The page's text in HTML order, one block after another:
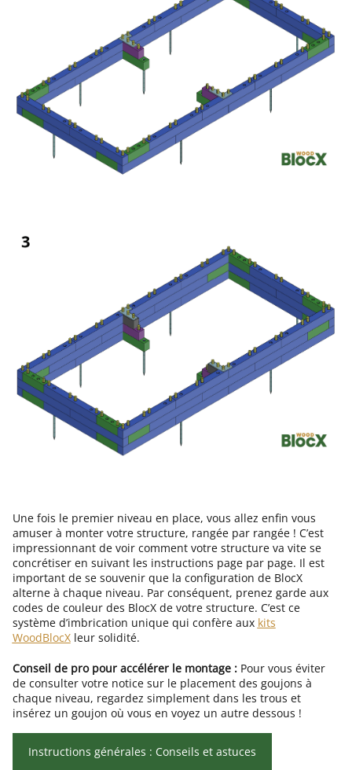
Une fois le premier niveau en place, vous allez enfin vous
amuser à monter votre structure, rangée par rangée ! C’est
impressionnant de voir comment votre structure va vite se
concrétiser en suivant les instructions page par page. Il est
important de se souvenir que la configuration de BlocX
alterne à chaque niveau. Par conséquent, prenez garde aux
codes de couleur des BlocX de votre structure. C’est ce
système d’imbrication unique qui confère aux kits
WoodBlocXleur solidité.
Conseil de pro pour accélérer le montage :Pour vous éviter
de consulter votre notice sur le placement des goujons à
chaque niveau, regardez simplement dans les trous et
insérez un goujon où vous en voyez un autre dessous !
Instructions générales : Conseils et astuces